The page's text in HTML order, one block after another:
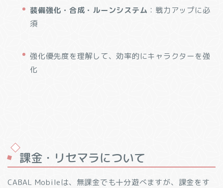
装備強化・合成・ルーンシステム ：戦力アップに必
須
強化優先度を理解して、効率的にキャラクターを強
化
課金・リセマラについて
CABAL Mobileは、無課金でも十分遊べますが、課金をす